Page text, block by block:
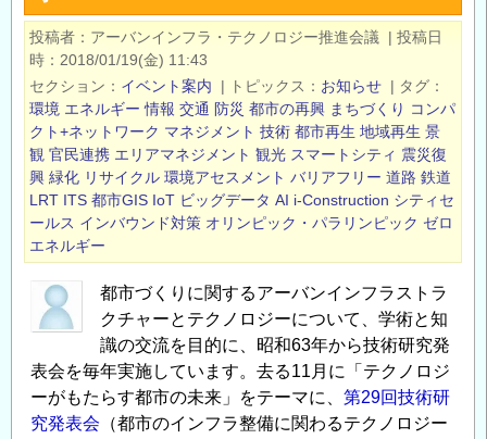
第
30
技
術
研
究
発
表
会・
記
念
演
会・
第
投稿者 アーバンインフラ・テクノロジー推進会議 | 投稿日
時
2018/01/19(金) 11:43
セクション
イベント案内 | トピックス お知らせ | タグ
環境 エネルギー 情報 交通 防災 都市の再興 まちづくり コンパ
クト+ネットワーク マネジメント 技術 都市再生 地域再生 景
観 官民連携 エリアマネジメント 観光 スマートシティ 震災復
興 緑化 リサイクル 環境アセスメント バリアフリー 道路 鉄道
LRT ITS 都市GIS IoT ビッグデータ AI i-Construction シティセ
ールス インバウンド対策 オリンピック・パラリンピック ゼロ
エネルギー
都市づくりに関するアーバンインフラストラ
クチャーとテクノロジーについて、学術と知
識の交流を目的に、昭和63年から技術研究発
表会を毎年実施しています。去る11月に「テクノロジ
ーがもたらす都市の未来」をテーマに、 第29回技術研
究発表会 （都市のインフラ整備に関わるテクノロジー